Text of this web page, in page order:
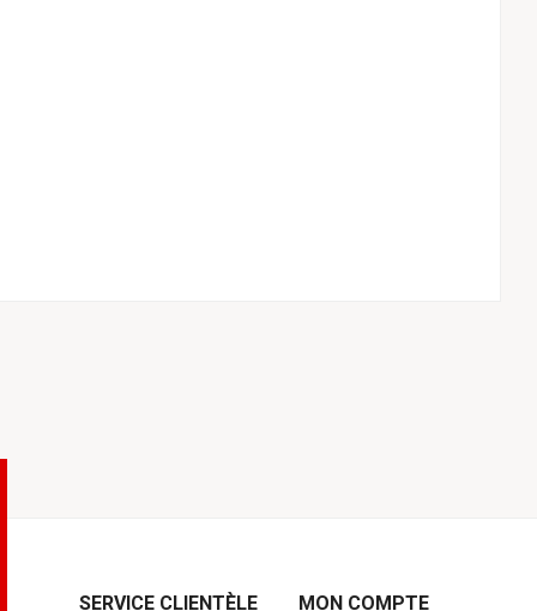
SERVICE CLIENTÈLE MON COMPTE